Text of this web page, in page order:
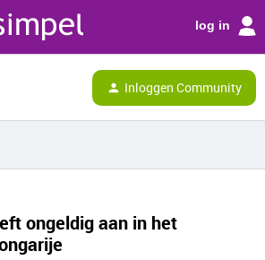
log in
Inloggen Community
ongeldig aan in het